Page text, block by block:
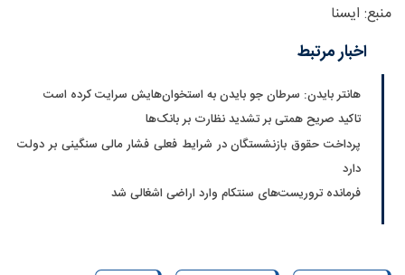
منبع: ایسنا
اخبار مرتبط
هانتر بایدن: سرطان جو بایدن به استخوان‌هایش سرایت کرده است
تاکید صریح همتی بر تشدید نظارت بر بانک‌ها
پرداخت حقوق بازنشستگان در شرایط فعلی فشار مالی سنگینی بر دولت
دارد
فرمانده تروریست‌های سنتکام وارد اراضی اشغالی شد